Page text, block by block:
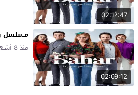
02:12:47
02:09:12
مسلسل
منذ 8 أشهر